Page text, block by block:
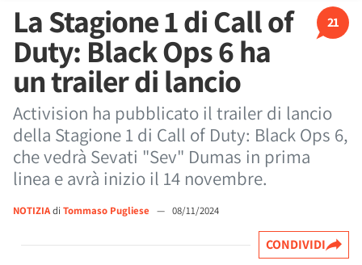
21
La Stagione 1 di Call of
Duty: Black Ops 6 ha
un trailer di lancio
Activision ha pubblicato il trailer di lancio
della Stagione 1 di Call of Duty: Black Ops 6,
che vedrà Sevati "Sev" Dumas in prima
linea e avrà inizio il 14 novembre.
NOTIZIAdi Tommaso Pugliese — 08/11/2024
CONDIVIDI